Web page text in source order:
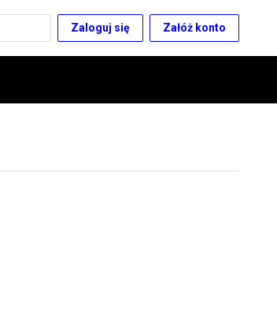
Zaloguj się Załóż konto